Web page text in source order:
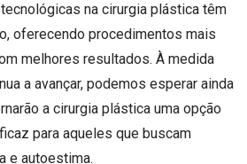
na cirurgia plástica têm
oferecendo procedimentos mais
melhores resultados. À medida
a avançar, podemos esperar ainda
a cirurgia plástica uma opção
para aqueles que buscam
e autoestima.